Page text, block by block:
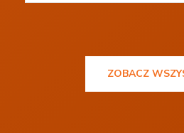
ZOBACZ